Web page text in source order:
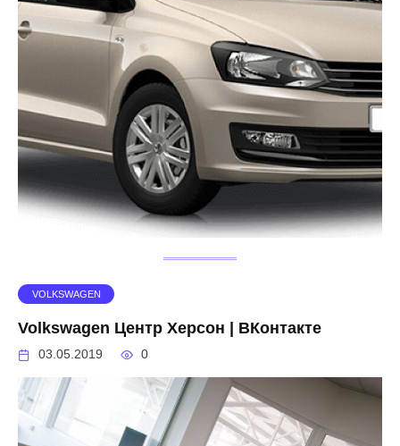
VOLKSWAGEN
Volkswagen Центр Херсон | ВКонтакте
03.05.2019 0